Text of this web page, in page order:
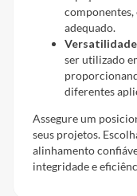
adequado.
Versatilidade
ser utilizado
diferentes
Assegure um
seus projetos.
alinhamento
integridade e